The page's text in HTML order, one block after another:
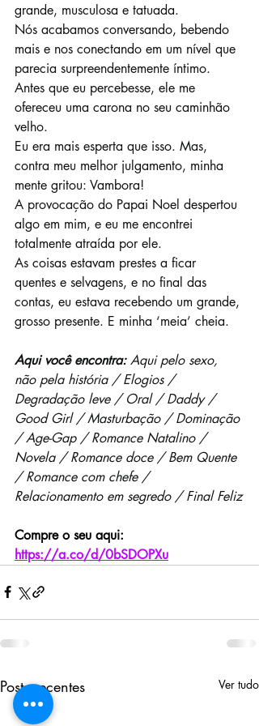
grande, musculosa e tatuada.
Nós acabamos conversando, bebendo
mais e nos conectando em um nível que
parecia surpreendentemente íntimo.
Antes que eu percebesse, ele me
ofereceu uma carona no seu caminhão
velho.
Eu era mais esperta que isso. Mas,
contra meu melhor julgamento, minha
mente gritou: Vambora!
A provocação do Papai Noel despertou
algo em mim, e eu me encontrei
totalmente atraída por ele.
As coisas estavam prestes a ficar
quentes e selvagens, e no final das
contas, eu estava recebendo um grande,
grosso presente. E minha ‘meia’ cheia.
Aqui você encontra: Aqui pelo sexo,
não pela história / Elogios /
Degradação leve / Oral / Daddy /
Good Girl / Masturbação / Dominação
/ Age-Gap / Romance Natalino /
Novela / Romance doce / Bem Quente
/ Romance com chefe /
Relacionamento em segredo / Final Feliz
Compre o seu aqui:
https://a.co/d/0bSDOPXu
Posts recentes Ver tudo